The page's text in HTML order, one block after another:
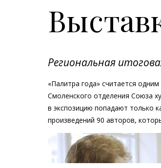
Региональная
«Палитра года» считается
Смоленского отделения Союза
в экспозицию попадают только
произведений 90 авторов,